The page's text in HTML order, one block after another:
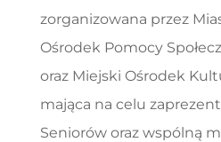
zorganizowana przez
Ośrodek Pomocy
oraz Miejski Ośrodek
mająca na celu
Seniorów oraz wspólną